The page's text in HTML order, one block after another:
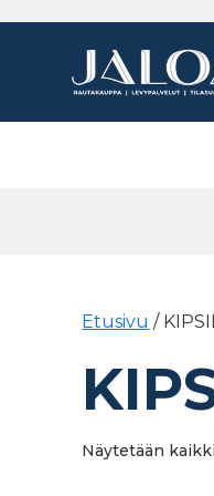
Products search
Etusivu /
Näytetään